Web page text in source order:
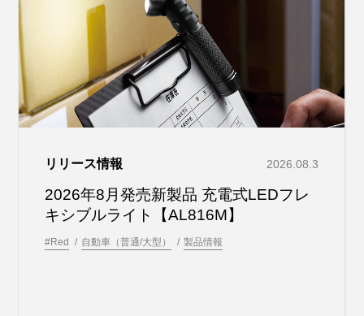
リリース情報 2026.08.3
2026年8月発売新製品 充電式LEDフレ
キシブルライト【AL816M】
#Red 自動車（普通/大型） 製品情報